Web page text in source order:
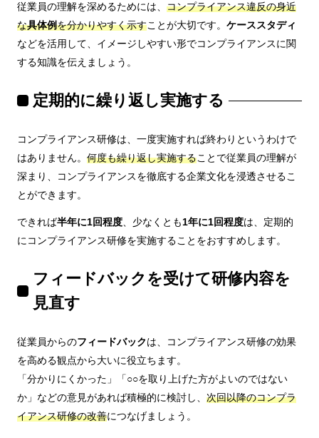
従業員の理解を深めるためには、 コンプライアンス違反の身近
な具体例を分かりやすく示すことが大切です。 ケーススタディ
などを活用して、イメージしやすい形でコンプライアンスに関
する知識を伝えましょう。
定期的に繰り返し実施する
コンプライアンス研修は、一度実施すれば終わりというわけで
はありません。 何度も繰り返し実施することで従業員の理解が
深まり、コンプライアンスを徹底する企業文化を浸透させるこ
とができます。
できれば半年に1回程度、少なくとも1年に1回程度は、定期的
にコンプライアンス研修を実施することをおすすめします。
フィードバックを受けて研修内容を
見直す
従業員からのフィードバックは、コンプライアンス研修の効果
を高める観点から大いに役立ちます。
「分かりにくかった」「○○を取り上げた方がよいのではない
か」などの意見があれば積極的に検討し、 次回以降のコンプラ
イアンス研修の改善につなげましょう。